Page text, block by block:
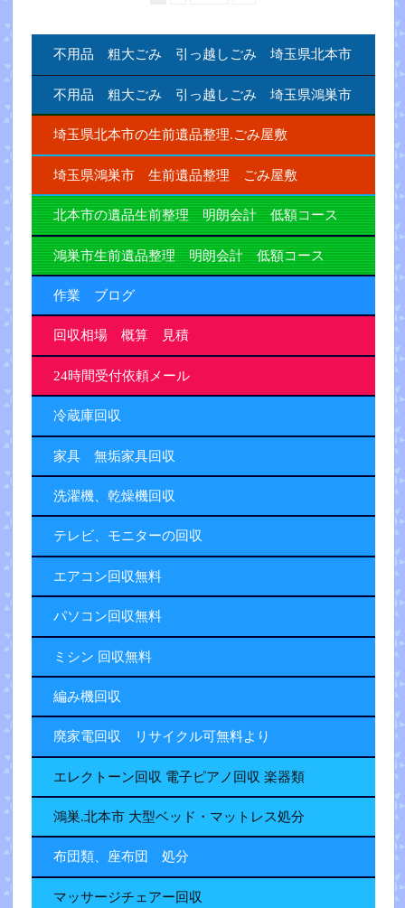
不用品 粗大ごみ 引っ越しごみ 埼玉県北本市
不用品 粗大ごみ 引っ越しごみ 埼玉県鴻巣市
埼玉県北本市の生前遺品整理.ごみ屋敷
埼玉県鴻巣市 生前遺品整理 ごみ屋敷
北本市の遺品生前整理 明朗会計 低額コース
鴻巣市生前遺品整理 明朗会計 低額コース
作業 ブログ
回収相場 概算 見積
24時間受付依頼メール
冷蔵庫回収
家具 無垢家具回収
洗濯機、乾燥機回収
テレビ、モニターの回収
エアコン回収無料
パソコン回収無料
ミシン 回収無料
編み機回収
廃家電回収 リサイクル可無料より
エレクトーン回収 電子ピアノ回収 楽器類
鴻巣.北本市 大型ベッド・マットレス処分
布団類、座布団 処分
マッサージチェアー回収